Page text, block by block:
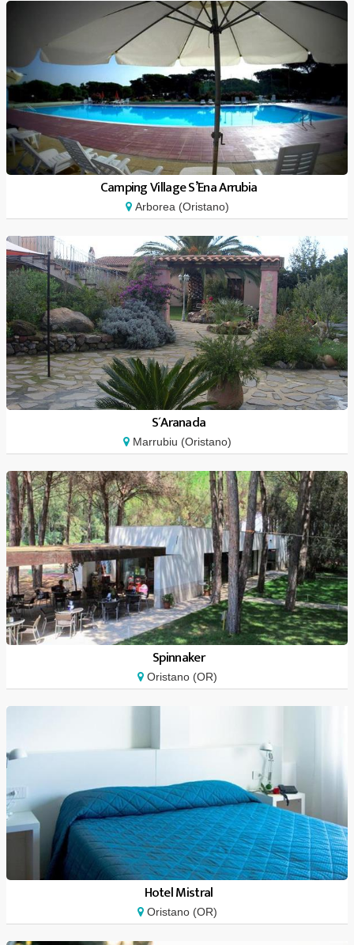
Camping Village S’Ena Arrubia
Arborea (Oristano)
S´Aranada
Marrubiu (Oristano)
Spinnaker
Oristano (OR)
Hotel Mistral
Oristano (OR)